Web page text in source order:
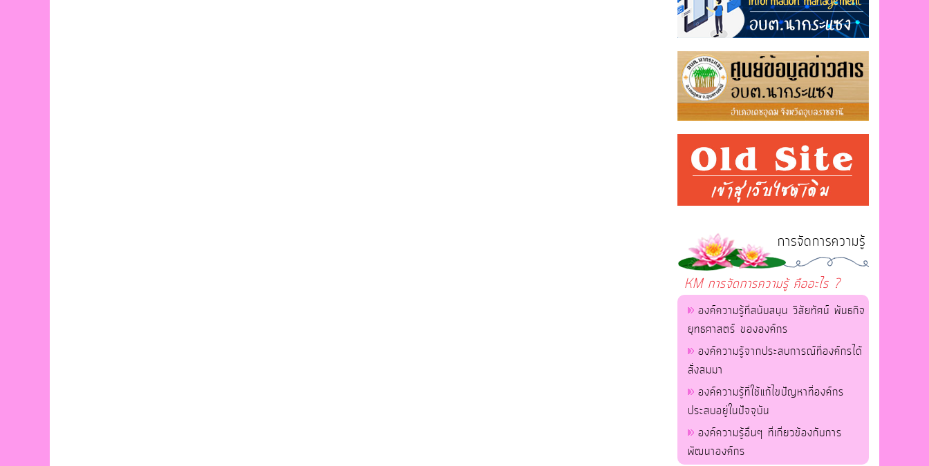
การจัดการความรู้
KM การจัดการความรู้ คืออะไร ?
องค์ความรู้ที่สนับสนุน วิสัยทัศน์ พันธกิจ
ยุทธศาสตร์ ขององค์กร
องค์ความรู้จากประสบการณ์ที่องค์กรได้
สั่งสมมา
องค์ความรู้ที่ใช้แก้ไขปัญหาที่องค์กร
ประสบอยู่ในปัจจุบัน
องค์ความรู้อื่นๆ ที่เกี่ยวข้องกับการ
พัฒนาองค์กร